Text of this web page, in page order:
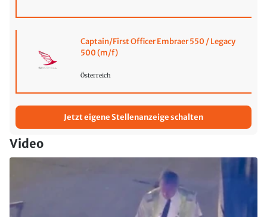
Captain/First Officer Embraer 550 / Legacy
500 (m/f)
Österreich
Jetzt eigene Stellenanzeige schalten
Video